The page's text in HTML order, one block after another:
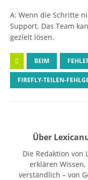
A: Wenn die Schritte
Support. Das Team
gezielt lösen.
BEIM
FIREFLY-TEILEN-
Über
Die Redaktion von
erklären
verständlich – von